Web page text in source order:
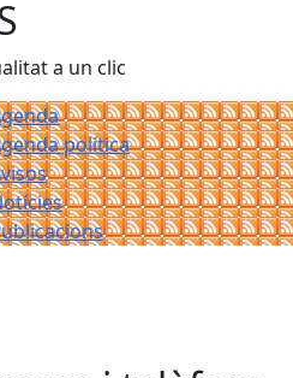
a un clic
política